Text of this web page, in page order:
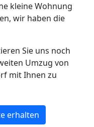
kleine Wohnung
wir haben die
Sie uns noch
Umzug von
mit Ihnen zu
erhalten